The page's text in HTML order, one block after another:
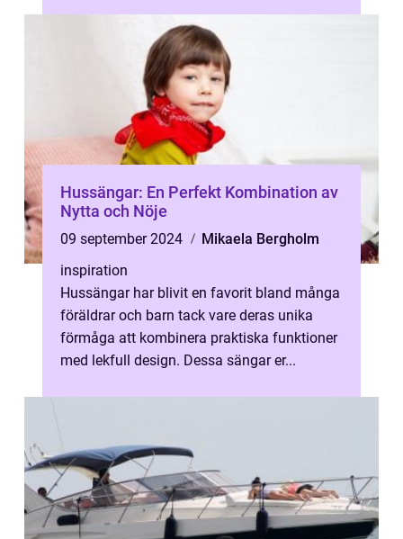
Hussängar: En Perfekt Kombination av
Nytta och Nöje
09 september 2024
Mikaela Bergholm
inspiration
Hussängar har blivit en favorit bland många
föräldrar och barn tack vare deras unika
förmåga att kombinera praktiska funktioner
med lekfull design. Dessa sängar er...